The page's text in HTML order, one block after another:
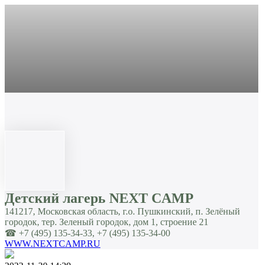
Детский лагерь NEXT CAMP
141217, Московская область, г.о. Пушкинский, п. Зелёный
городок, тер. Зеленый городок, дом 1, строение 21
☎ +7 (495) 135-34-33, +7 (495) 135-34-00
WWW.NEXTCAMP.RU